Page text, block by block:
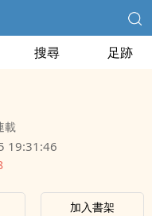
搜尋 足跡
載
19:31:46
加入書架